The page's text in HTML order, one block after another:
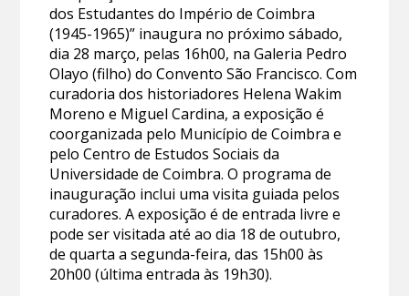
dos Estudantes do Império de Coimbra
(1945-1965)” inaugura no próximo sábado,
dia 28 março, pelas 16h00, na Galeria Pedro
Olayo (filho) do Convento São Francisco. Com
curadoria dos historiadores Helena Wakim
Moreno e Miguel Cardina, a exposição é
coorganizada pelo Município de Coimbra e
pelo Centro de Estudos Sociais da
Universidade de Coimbra. O programa de
inauguração inclui uma visita guiada pelos
curadores. A exposição é de entrada livre e
pode ser visitada até ao dia 18 de outubro,
de quarta a segunda-feira, das 15h00 às
20h00 (última entrada às 19h30).